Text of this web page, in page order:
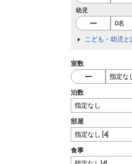
幼児
こども・幼児と
室数
泊数
部屋
食事